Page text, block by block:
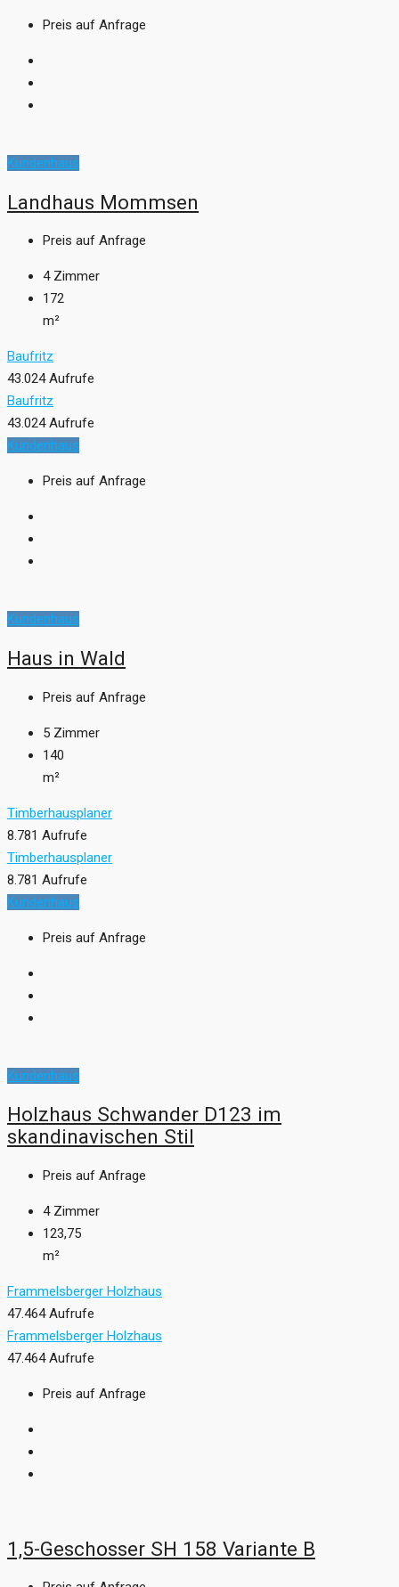
Preis auf Anfrage
Kundenhaus
Landhaus Mommsen
Preis auf Anfrage
4 Zimmer
172
m²
Baufritz
43.024 Aufrufe
Baufritz
43.024 Aufrufe
Kundenhaus
Preis auf Anfrage
Kundenhaus
Haus in Wald
Preis auf Anfrage
5 Zimmer
140
m²
Timberhausplaner
8.781 Aufrufe
Timberhausplaner
8.781 Aufrufe
Kundenhaus
Preis auf Anfrage
Kundenhaus
Holzhaus Schwander D123 im
skandinavischen Stil
Preis auf Anfrage
4 Zimmer
123,75
m²
Frammelsberger Holzhaus
47.464 Aufrufe
Frammelsberger Holzhaus
47.464 Aufrufe
Preis auf Anfrage
1,5-Geschosser SH 158 Variante B